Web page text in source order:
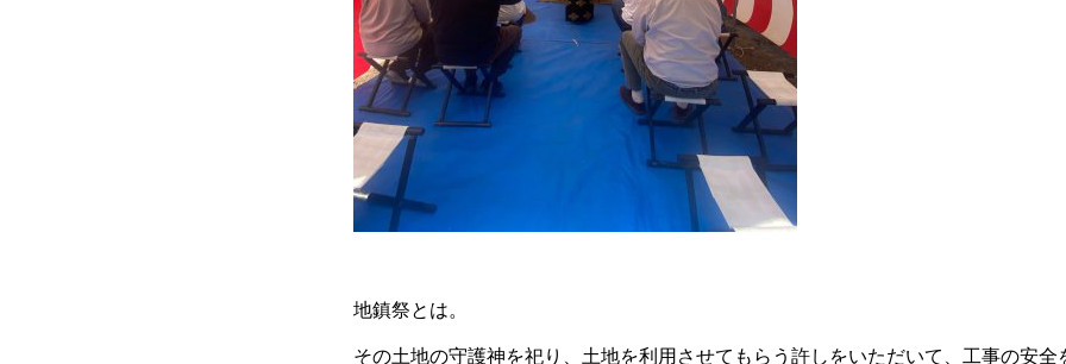
地鎮祭とは。
その土地の守護神を祀り、土地を利用させてもらう許しをいただいて、工事の安全